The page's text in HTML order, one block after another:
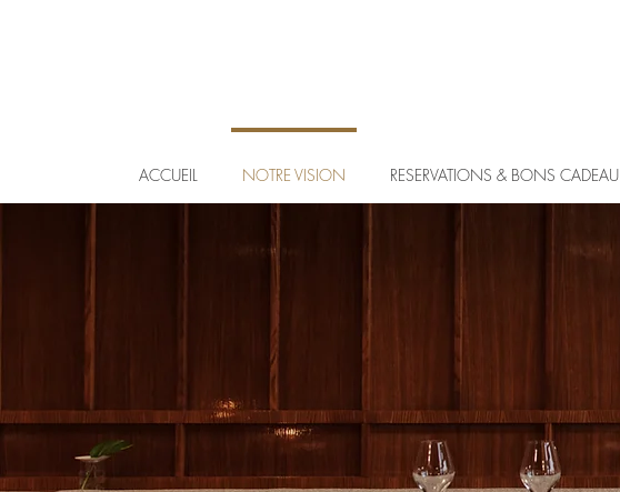
ACCUEIL NOTRE VISION RESERVATIONS & BONS CADEAU